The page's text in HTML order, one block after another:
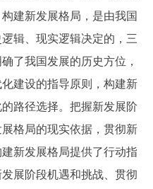
建新发展格局，是由我国
辑、现实逻辑决定的，三
了我国发展的历史方位，
建设的指导原则，构建新
路径选择。把握新发展阶
格局的现实依据，贯彻新
新发展格局提供了行动指
展阶段机遇和挑战、贯彻